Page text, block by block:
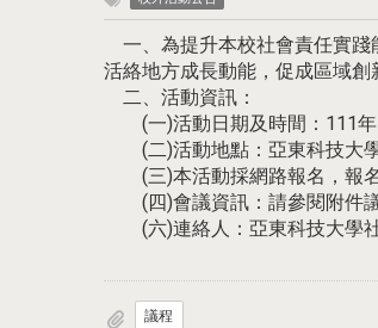
一、為提升本校社會責任實踐
活絡地方成長動能，促成區域創
二、活動資訊：
(一)活動日期及時間：111年
(二)活動地點：亞東科技大學-
(三)本活動採網路報名，報名
(四)會議資訊：請參閱附件議
(六)連絡人：亞東科技大學社
議程